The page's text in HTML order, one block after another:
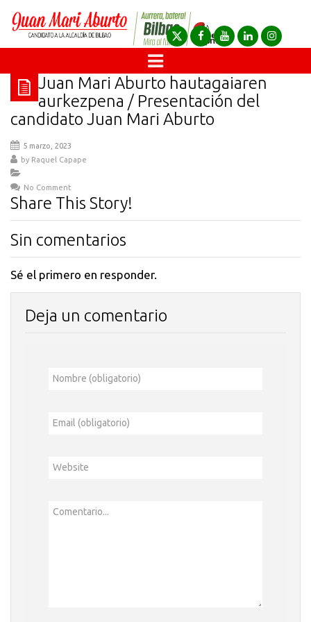
Juan Mari Aburto hautagaiaren
aurkezpena / Presentación del
candidato Juan Mari Aburto
5 marzo, 2023
by Raquel Capape
No Comment
Share This Story!
Sin comentarios
Sé el primero en responder.
Deja un comentario
Nombre (obligatorio)
Email (obligatorio)
Website
Comentario...